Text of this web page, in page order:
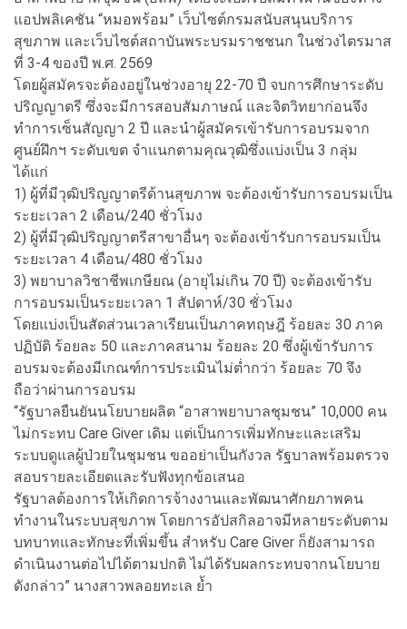
แอปพลิเคชัน “หมอพร้อม” เว็บไซต์กรมสนับสนุนบริการ
สุขภาพ และเว็บไซต์สถาบันพระบรมราชชนก ในช่วงไตรมาส
ที่ 3-4 ของปี พ.ศ. 2569
โดยผู้สมัครจะต้องอยู่ในช่วงอายุ 22-70 ปี จบการศึกษาระดับ
ปริญญาตรี ซึ่งจะมีการสอบสัมภาษณ์ และจิตวิทยาก่อนจึง
ทำการเซ็นสัญญา 2 ปี และนำผู้สมัครเข้ารับการอบรมจาก
ศูนย์ฝึกฯ ระดับเขต จำแนกตามคุณวุฒิซึ่งแบ่งเป็น 3 กลุ่ม
ได้แก่
1) ผู้ที่มีวุฒิปริญญาตรีด้านสุขภาพ จะต้องเข้ารับการอบรมเป็น
ระยะเวลา 2 เดือน/240 ชั่วโมง
2) ผู้ที่มีวุฒิปริญญาตรีสาขาอื่นๆ จะต้องเข้ารับการอบรมเป็น
ระยะเวลา 4 เดือน/480 ชั่วโมง
3) พยาบาลวิชาชีพเกษียณ (อายุไม่เกิน 70 ปี) จะต้องเข้ารับ
การอบรมเป็นระยะเวลา 1 สัปดาห์/30 ชั่วโมง
โดยแบ่งเป็นสัดส่วนเวลาเรียนเป็นภาคทฤษฎี ร้อยละ 30 ภาค
ปฏิบัติ ร้อยละ 50 และภาคสนาม ร้อยละ 20 ซึ่งผู้เข้ารับการ
อบรมจะต้องมีเกณฑ์การประเมินไม่ต่ำกว่า ร้อยละ 70 จึง
ถือว่าผ่านการอบรม
“รัฐบาลยืนยันนโยบายผลิต “อาสาพยาบาลชุมชน” 10,000 คน
ไม่กระทบ Care Giver เดิม แต่เป็นการเพิ่มทักษะและเสริม
ระบบดูแลผู้ป่วยในชุมชน ขออย่าเป็นกังวล รัฐบาลพร้อมตรวจ
สอบรายละเอียดและรับฟังทุกข้อเสนอ
รัฐบาลต้องการให้เกิดการจ้างงานและพัฒนาศักยภาพคน
ทำงานในระบบสุขภาพ โดยการอัปสกิลอาจมีหลายระดับตาม
บทบาทและทักษะที่เพิ่มขึ้น สำหรับ Care Giver ก็ยังสามารถ
ดำเนินงานต่อไปได้ตามปกติ ไม่ได้รับผลกระทบจากนโยบาย
ดังกล่าว” นางสาวพลอยทะเล ย้ำ